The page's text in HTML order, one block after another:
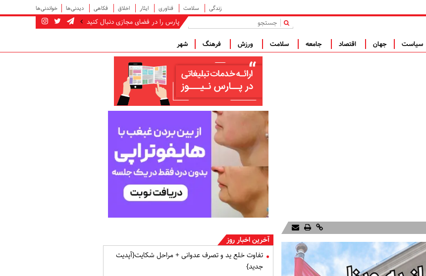
زندگی سلامت فناوری ایثار اخلاق فکاهی دیدنی‌ها خواندنی‌ها
پارس را در فضای مجازی دنبال کنید |
سیاست جهان اقتصاد جامعه سلامت ورزش فرهنگ شهر
آخرین اخبار روز
تفاوت خلع ید و تصرف عدوانی + مراحل شکایت{آپدیت
جدید}